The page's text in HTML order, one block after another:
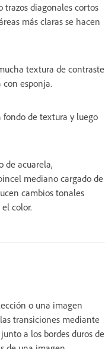
trazos diagonales cortos
más claras se hacen
textura de contraste
esponja.
de textura y luego
de acuarela,
mediano cargado de
cambios tonales
color.
o una imagen
transiciones mediante
a los bordes duros de